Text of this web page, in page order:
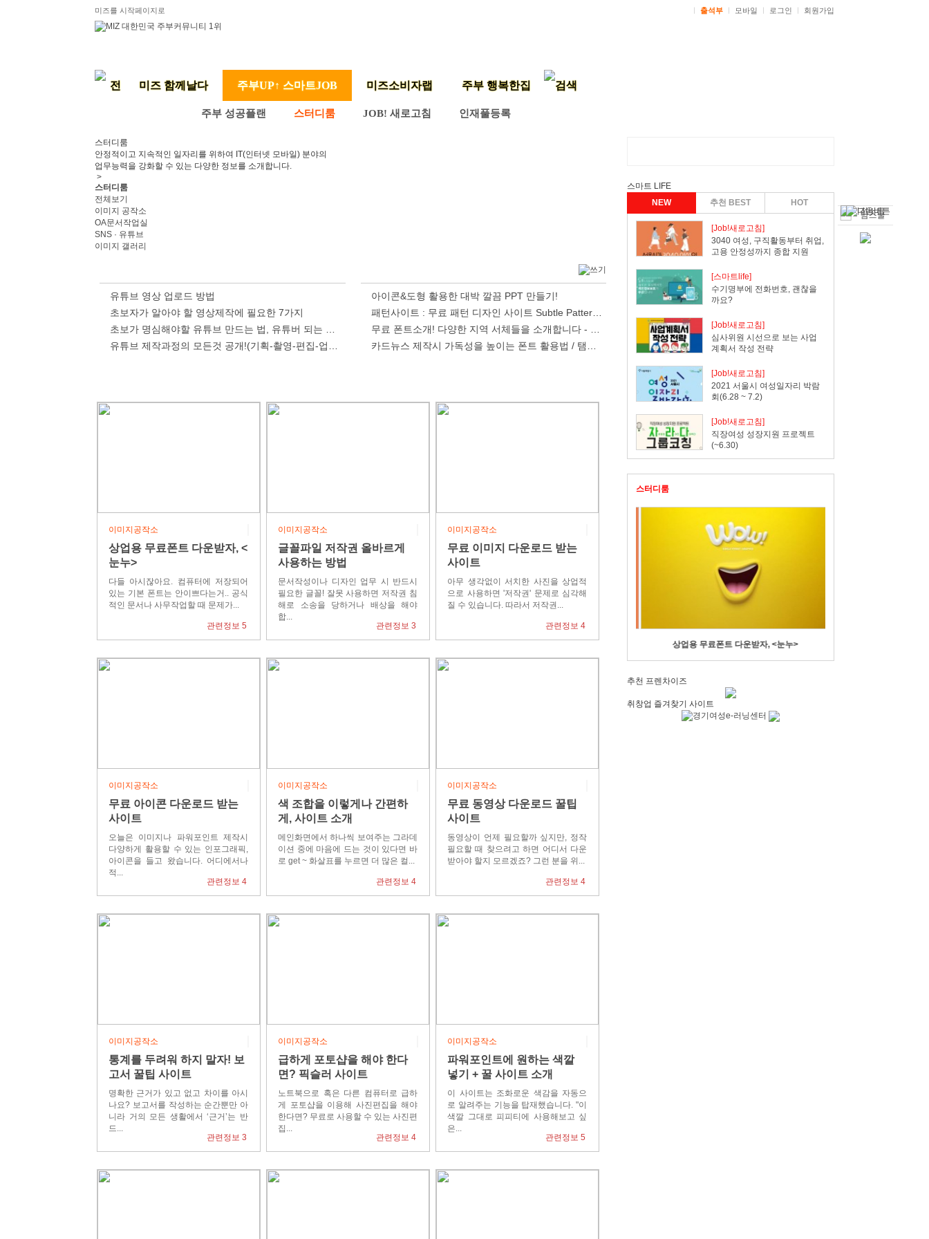
미즈를 시작페이지로 출석부 모바일 로그인 회원가입
미즈 함께날다 주부UP↑ 스마트JOB 미즈소비자랩 주부 행복한집
주부 성공플랜 스터디룸 JOB! 새로고침 인재풀등록
스터디룸
안정적이고 지속적인 일자리를 위하여 IT(인터넷 모바일) 분야의
업무능력을 강화할 수 있는 다양한 정보를 소개합니다.
>
스터디룸
전체보기
이미지 공작소
OA문서작업실
SNS · 유튜브
이미지 갤러리
유튜브 영상 업로드 방법
초보자가 알아야 할 영상제작에 필요한 7가지
초보가 명심해야할 유튜브 만드는 법, 유튜버 되는 법 30가지 총정리!
유튜브 제작과정의 모든것 공개!(기획-촬영-편집-업로드)
아이콘&도형 활용한 대박 깔끔 PPT 만들기!
패턴사이트 : 무료 패턴 디자인 사이트 Subtle Patterns
무료 폰트소개! 다양한 지역 서체들을 소개합니다 - 2탄
카드뉴스 제작시 가독성을 높이는 폰트 활용법 / 탬블릿 나눔
이미지공작소
상업용 무료폰트 다운받자, <
눈누>
다들 아시잖아요. 컴퓨터에 저장되어
있는 기본 폰트는 안이쁘다는거.. 공식
적인 문서나 사무작업할 때 문제가...
관련정보 5
이미지공작소
글꼴파일 저작권 올바르게
사용하는 방법
문서작성이나 디자인 업무 시 반드시
필요한 글꼴! 잘못 사용하면 저작권 침
해로 소송을 당하거나 배상을 해야
합...
관련정보 3
이미지공작소
무료 이미지 다운로드 받는
사이트
아무 생각없이 서치한 사진을 상업적
으로 사용하면 '저작권' 문제로 심각해
질 수 있습니다. 따라서 저작권...
관련정보 4
이미지공작소
무료 아이콘 다운로드 받는
사이트
오늘은 이미지나 파워포인트 제작시
다양하게 활용할 수 있는 인포그래픽,
아이콘을 들고 왔습니다. 어디에서나
적...
관련정보 4
이미지공작소
색 조합을 이렇게나 간편하
게, 사이트 소개
메인화면에서 하나씩 보여주는 그라데
이션 중에 마음에 드는 것이 있다면 바
로 get ~ 화살표를 누르면 더 많은 컬...
관련정보 4
이미지공작소
무료 동영상 다운로드 꿀팁
사이트
동영상이 언제 필요할까 싶지만, 정작
필요할 때 찾으려고 하면 어디서 다운
받아야 할지 모르겠죠? 그런 분을 위...
관련정보 4
이미지공작소
통계를 두려워 하지 말자! 보
고서 꿀팁 사이트
명확한 근거가 있고 없고 차이를 아시
나요? 보고서를 작성하는 순간뿐만 아
니라 거의 모든 생활에서 ‘근거’는 반
드...
관련정보 3
이미지공작소
급하게 포토샵을 해야 한다
면? 픽슬러 사이트
노트북으로 혹은 다른 컴퓨터로 급하
게 포토샵을 이용해 사진편집을 해야
한다면? 무료로 사용할 수 있는 사진편
집...
관련정보 4
이미지공작소
파워포인트에 원하는 색깔
넣기 + 꿀 사이트 소개
이 사이트는 조화로운 색감을 자동으
로 알려주는 기능을 탑재했습니다. "이
색깔 그대로 피피티에 사용해보고 싶
은...
관련정보 5
스마트 LIFE
NEW
추천 BEST HOT
[Job!새로고침]
3040 여성, 구직활동부터 취업,
고용 안정성까지 종합 지원
[스마트life]
수기명부에 전화번호, 괜찮을
까요?
[Job!새로고침]
심사위원 시선으로 보는 사업
계획서 작성 전략
[Job!새로고침]
2021 서울시 여성일자리 박람
회(6.28 ~ 7.2)
[Job!새로고침]
직장여성 성장지원 프로젝트
(~6.30)
스터디룸
상업용 무료폰트 다운받자, <눈누>
추천 프렌차이즈
취창업 즐겨찾기 사이트